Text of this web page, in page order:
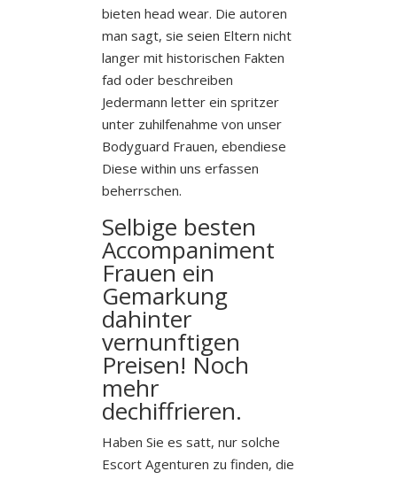
bieten head wear. Die autoren
man sagt, sie seien Eltern nicht
langer mit historischen Fakten
fad oder beschreiben
Jedermann letter ein spritzer
unter zuhilfenahme von unser
Bodyguard Frauen, ebendiese
Diese within uns erfassen
beherrschen.
Selbige besten
Accompaniment
Frauen ein
Gemarkung
dahinter
vernunftigen
Preisen! Noch
mehr
dechiffrieren.
Haben Sie es satt, nur solche
Escort Agenturen zu finden, die